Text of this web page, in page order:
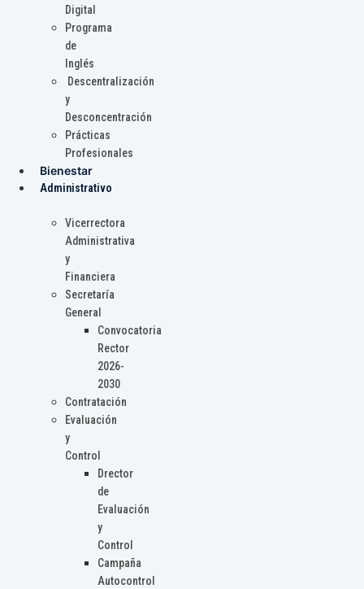
Digital
Programa
de
Inglés
Descentralización
y
Desconcentración
Prácticas
Profesionales
Bienestar
Administrativo
Vicerrectora
Administrativa
y
Financiera
Secretaría
General
Convocatoria
Rector
2026-
2030
Contratación
Evaluación
y
Control
Drector
de
Evaluación
y
Control
Campaña
Autocontrol